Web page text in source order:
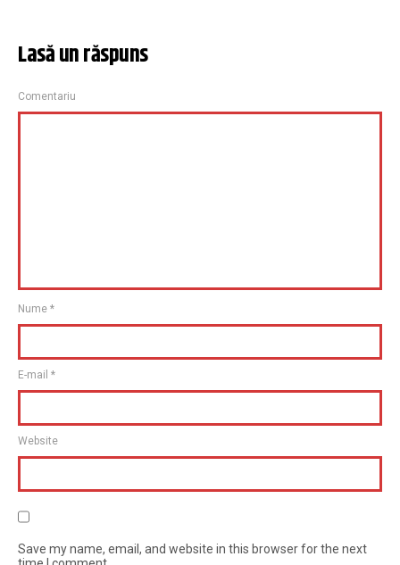
Lasă un răspuns
Comentariu
Nume *
E-mail *
Website
Save my name, email, and website in this browser for the next